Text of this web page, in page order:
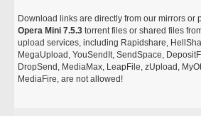
Download links are directly from our mirrors or
Opera Mini 7.5.3 torrent files or shared files
upload services, including Rapidshare,
MegaUpload, YouSendIt, SendSpace,
DropSend, MediaMax, LeapFile, zUpload,
MediaFire, are not allowed!